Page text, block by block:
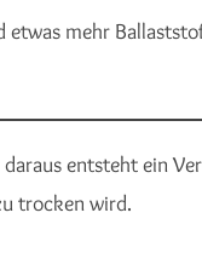
mehr
entsteht ein
trocken wird.